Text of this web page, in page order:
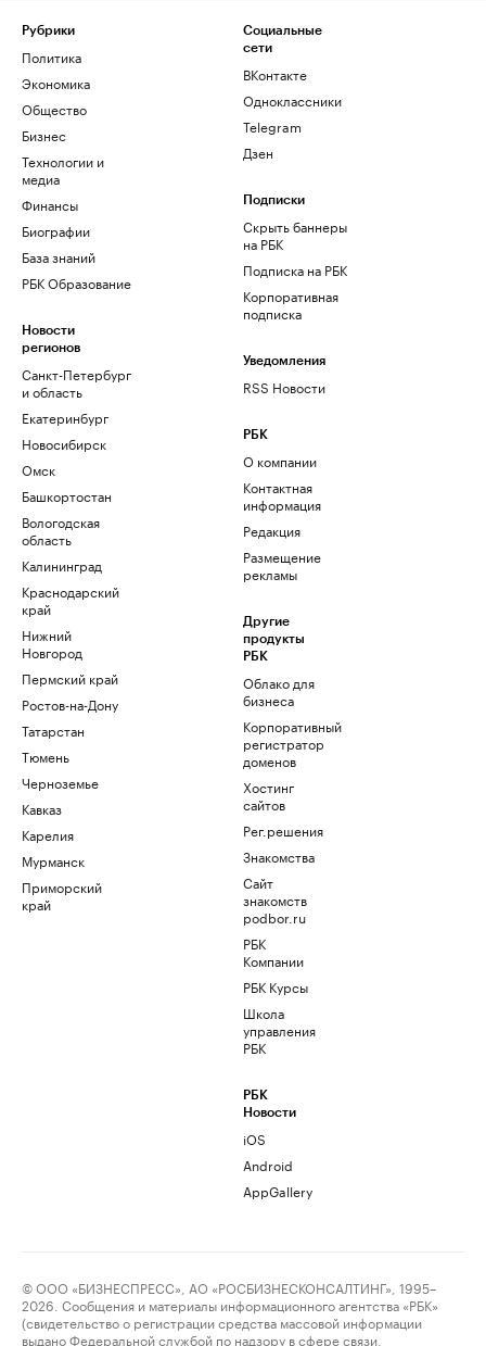
Рубрики
Политика
Экономика
Общество
Бизнес
Технологии и
медиа
Финансы
Биографии
База знаний
РБК Образование
Новости
регионов
Санкт-Петербург
и область
Екатеринбург
Новосибирск
Омск
Башкортостан
Вологодская
область
Калининград
Краснодарский
край
Нижний
Новгород
Пермский край
Ростов-на-Дону
Татарстан
Тюмень
Черноземье
Кавказ
Карелия
Мурманск
Приморский
край
Социальные
сети
ВКонтакте
Одноклассники
Telegram
Дзен
Подписки
Скрыть баннеры
на РБК
Подписка на РБК
Корпоративная
подписка
Уведомления
RSS Новости
РБК
О компании
Контактная
информация
Редакция
Размещение
рекламы
Другие
продукты
РБК
Облако для
бизнеса
Корпоративный
регистратор
доменов
Хостинг
сайтов
Рег.решения
Знакомства
Сайт
знакомств
podbor.ru
РБК
Компании
РБК Курсы
Школа
управления
РБК
РБК
Новости
iOS
Android
AppGallery
© ООО «БИЗНЕСПРЕСС», АО «РОСБИЗНЕСКОНСАЛТИНГ», 1995–
2026. Сообщения и материалы информационного агентства «РБК»
(свидетельство о регистрации средства массовой информации
выдано Федеральной службой по надзору в сфере связи,